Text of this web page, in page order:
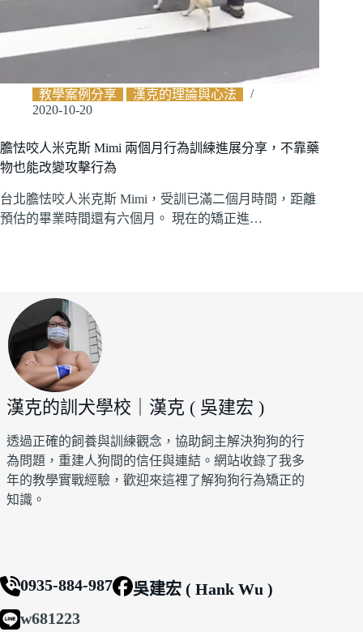
教學案例分享
漢克的理論與心法
2020-10-20
膽怯咬人米克斯 Mimi 兩個月行為訓練進展分享，不靠藥
物也能改變攻擊行為
台北膽怯咬人米克斯 Mimi，受訓已滿二個月時間，距離
預估的畢業時間還有六個月。 現在的矯正進…
漢克的訓犬學校｜漢克 ( 吳建宏 )
透過正確的飼養與訓練觀念，協助飼主解決狗狗的行
為問題，重建人狗間的信任與連結。網站收錄了我多
年的教學實戰經驗，歡迎來這裡了解狗狗行為矯正的
知識。
0935-884-987
吳建宏 ( Hank Wu )
w681223